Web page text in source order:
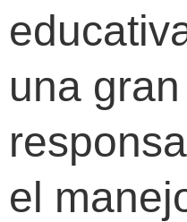
una gran
el